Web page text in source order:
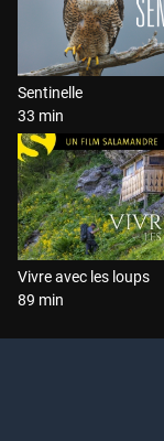
Sentinelle
33 min
Vivre avec les loups
89 min